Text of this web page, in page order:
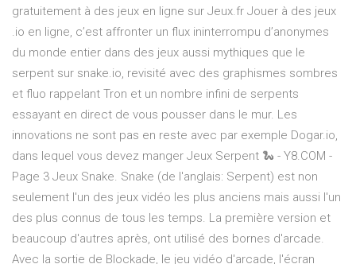
gratuitement à des jeux en ligne sur Jeux.fr Jouer à des jeux
.io en ligne, c’est affronter un flux ininterrompu d’anonymes
du monde entier dans des jeux aussi mythiques que le
serpent sur snake.io, revisité avec des graphismes sombres
et fluo rappelant Tron et un nombre infini de serpents
essayant en direct de vous pousser dans le mur. Les
innovations ne sont pas en reste avec par exemple Dogar.io,
dans lequel vous devez manger Jeux Serpent 🐍 - Y8.COM -
Page 3 Jeux Snake. Snake (de l'anglais: Serpent) est non
seulement l'un des jeux vidéo les plus anciens mais aussi l'un
des plus connus de tous les temps. La première version et
beaucoup d'autres après, ont utilisé des bornes d'arcade.
Avec la sortie de Blockade, le jeu vidéo d'arcade, l'écran